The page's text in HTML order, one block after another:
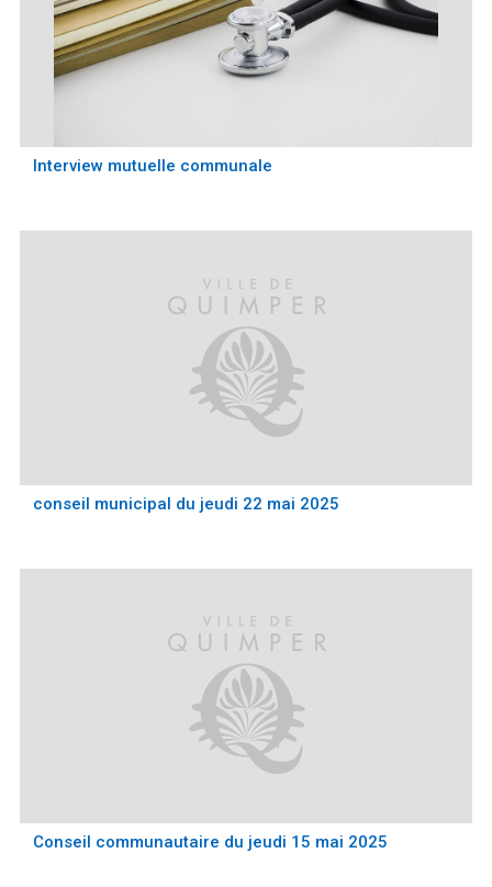
Interview mutuelle communale
conseil municipal du jeudi 22 mai 2025
Conseil communautaire du jeudi 15 mai 2025